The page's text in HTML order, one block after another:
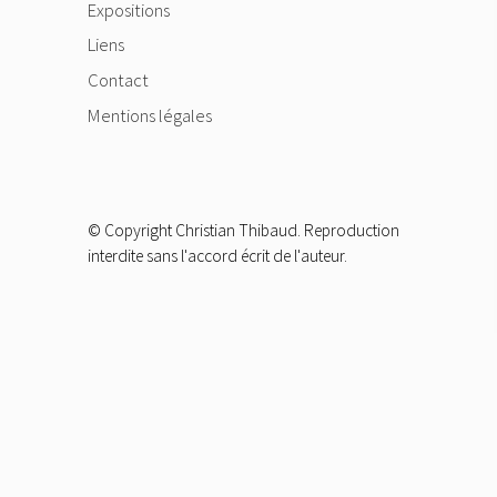
Expositions
Liens
Contact
Mentions légales
© Copyright Christian Thibaud. Reproduction
interdite sans l'accord écrit de l'auteur.